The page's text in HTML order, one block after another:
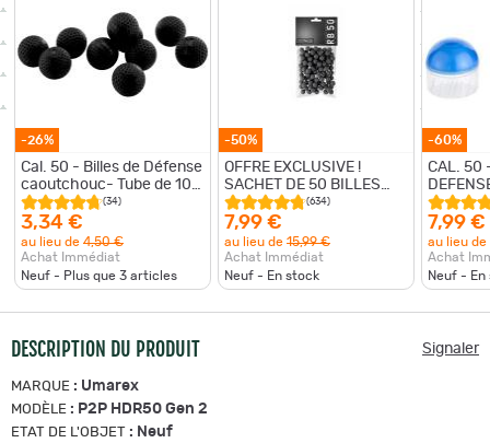
-26%
Cal. 50 - Billes de Défense
caoutchouc- Tube de 10
billes
(34)
3,34 €
au lieu de 4,50 €
Achat Immédiat
Neuf - Plus que 3 articles
-50%
OFFRE EXCLUSIVE !
SACHET DE 50 BILLES
CAOUTCHOUC
ENTRAINEMENT CAL.50
(634)
7,99 €
au lieu de 15,99 €
Achat Immédiat
Neuf - En stock
-60%
CAL. 50
10
7,99 €
au lieu de
Achat
Neuf - En
DESCRIPTION DU PRODUIT Signaler
MARQUE : Umarex
MODÈLE : P2P HDR50 Gen 2
ETAT DE L'OBJET : Neuf